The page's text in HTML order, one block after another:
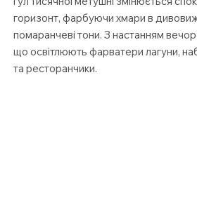
горизонт, фарбуючи хмари в
помаранчеві тони. З настанням
що освітлюють фарватери лагуни,
та ресторанчики.